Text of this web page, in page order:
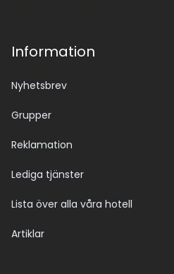
Information
Nyhetsbrev
Grupper
Reklamation
Lediga tjänster
Lista över alla våra hotell
Artiklar